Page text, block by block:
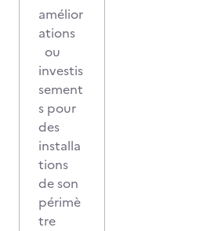
amélior
ations
ou
investis
sement
s pour
des
installa
tions
de son
périmè
tre